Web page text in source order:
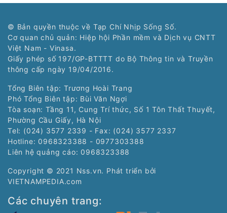
© Bản quyền thuộc về Tạp Chí Nhịp Sống Số.
Cơ quan chủ quản: Hiệp hội Phần mềm và Dịch vụ CNTT
Việt Nam - Vinasa.
Giấy phép số 197/GP-BTTTT do Bộ Thông tin và Truyền
thông cấp ngày 19/04/2016.
Tổng Biên tập: Trương Hoài Trang
Phó Tổng Biên tập: Bùi Văn Ngợi
Tòa soạn: Tầng 11, Cung Trí thức, Số 1 Tôn Thất Thuyết,
Phường Cầu Giấy, Hà Nội
Tel: (024) 3577 2339 - Fax: (024) 3577 2337
Hotline: 0968323388 - 0977303388
Liên hệ quảng cáo: 0968323388
Copyright © 2021 Nss.vn. Phát triển bởi
VIETNAMPEDIA.com
Các chuyên trang: